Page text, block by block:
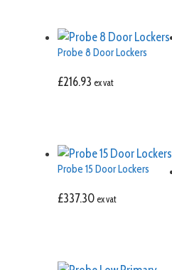
Probe 8 Door Lockers
£216.93 ex vat
Probe 15 Door Lockers
£337.30 ex vat